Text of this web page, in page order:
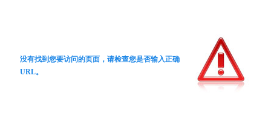
没有找到您要访问的页面，请检查您是否输入正确
URL。